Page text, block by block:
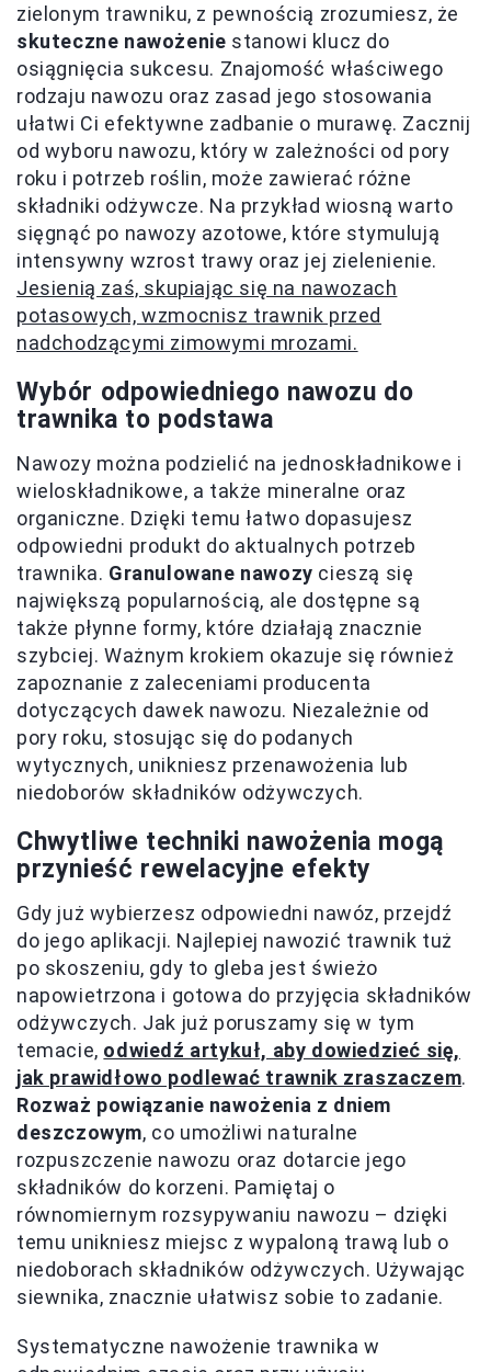
zielonym trawniku, z pewnością zrozumiesz, że
skuteczne nawożenie stanowi klucz do
osiągnięcia sukcesu. Znajomość właściwego
rodzaju nawozu oraz zasad jego stosowania
ułatwi Ci efektywne zadbanie o murawę. Zacznij
od wyboru nawozu, który w zależności od pory
roku i potrzeb roślin, może zawierać różne
składniki odżywcze. Na przykład wiosną warto
sięgnąć po nawozy azotowe, które stymulują
intensywny wzrost trawy oraz jej zielenienie.
Jesienią zaś, skupiając się na nawozach
potasowych, wzmocnisz trawnik przed
nadchodzącymi zimowymi mrozami.
Wybór odpowiedniego nawozu do
trawnika to podstawa
Nawozy można podzielić na jednoskładnikowe i
wieloskładnikowe, a także mineralne oraz
organiczne. Dzięki temu łatwo dopasujesz
odpowiedni produkt do aktualnych potrzeb
trawnika. Granulowane nawozy cieszą się
największą popularnością, ale dostępne są
także płynne formy, które działają znacznie
szybciej. Ważnym krokiem okazuje się również
zapoznanie z zaleceniami producenta
dotyczących dawek nawozu. Niezależnie od
pory roku, stosując się do podanych
wytycznych, unikniesz przenawożenia lub
niedoborów składników odżywczych.
Chwytliwe techniki nawożenia mogą
przynieść rewelacyjne efekty
Gdy już wybierzesz odpowiedni nawóz, przejdź
do jego aplikacji. Najlepiej nawozić trawnik tuż
po skoszeniu, gdy to gleba jest świeżo
napowietrzona i gotowa do przyjęcia składników
odżywczych. Jak już poruszamy się w tym
temacie, odwiedź artykuł, aby dowiedzieć się,
jak prawidłowo podlewać trawnik zraszaczem.
Rozważ powiązanie nawożenia z dniem
deszczowym, co umożliwi naturalne
rozpuszczenie nawozu oraz dotarcie jego
składników do korzeni. Pamiętaj o
równomiernym rozsypywaniu nawozu – dzięki
temu unikniesz miejsc z wypaloną trawą lub o
niedoborach składników odżywczych. Używając
siewnika, znacznie ułatwisz sobie to zadanie.
Systematyczne nawożenie trawnika w